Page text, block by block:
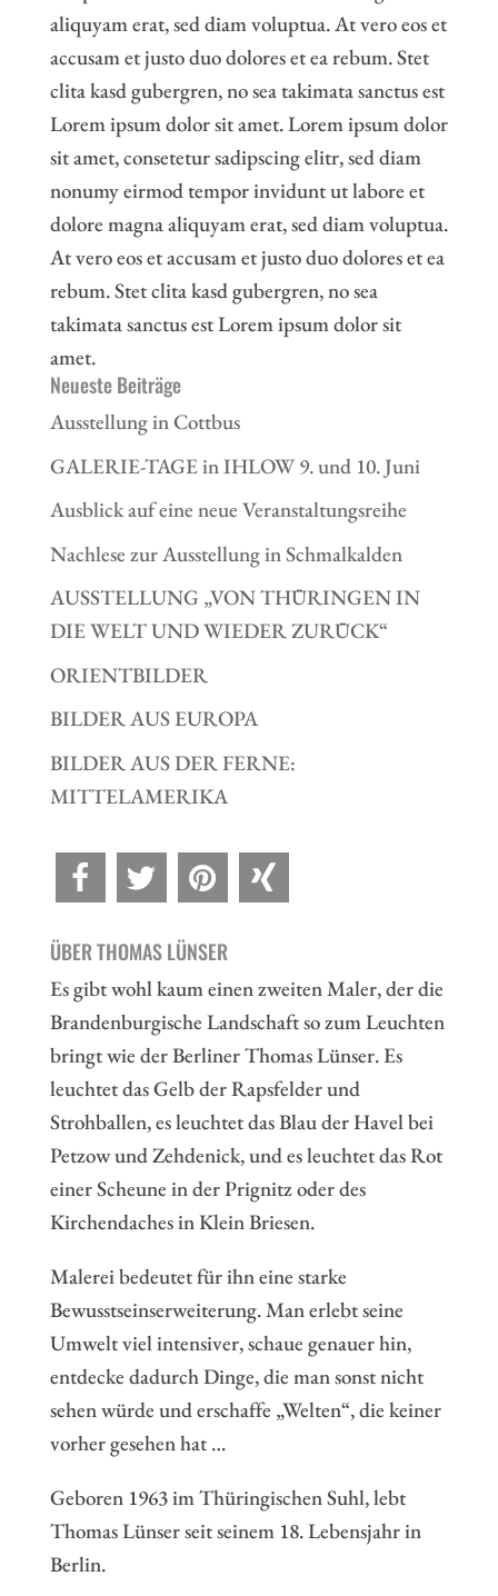
aliquyam erat, sed diam voluptua. At vero eos et
accusam et justo duo dolores et ea rebum. Stet
clita kasd gubergren, no sea takimata sanctus est
Lorem ipsum dolor sit amet. Lorem ipsum dolor
sit amet, consetetur sadipscing elitr, sed diam
nonumy eirmod tempor invidunt ut labore et
dolore magna aliquyam erat, sed diam voluptua.
At vero eos et accusam et justo duo dolores et ea
rebum. Stet clita kasd gubergren, no sea
takimata sanctus est Lorem ipsum dolor sit
amet.
Neueste Beiträge
Ausstellung in Cottbus
GALERIE-TAGE in IHLOW 9. und 10. Juni
Ausblick auf eine neue Veranstaltungsreihe
Nachlese zur Ausstellung in Schmalkalden
AUSSTELLUNG „VON THÜRINGEN IN
DIE WELT UND WIEDER ZURÜCK“
ORIENTBILDER
BILDER AUS EUROPA
BILDER AUS DER FERNE:
MITTELAMERIKA
ÜBER THOMAS LÜNSER
Es gibt wohl kaum einen zweiten Maler, der die
Brandenburgische Landschaft so zum Leuchten
bringt wie der Berliner Thomas Lünser. Es
leuchtet das Gelb der Rapsfelder und
Strohballen, es leuchtet das Blau der Havel bei
Petzow und Zehdenick, und es leuchtet das Rot
einer Scheune in der Prignitz oder des
Kirchendaches in Klein Briesen.
Malerei bedeutet für ihn eine starke
Bewusstseinserweiterung. Man erlebt seine
Umwelt viel intensiver, schaue genauer hin,
entdecke dadurch Dinge, die man sonst nicht
sehen würde und erschaffe „Welten“, die keiner
vorher gesehen hat …
Geboren 1963 im Thüringischen Suhl, lebt
Thomas Lünser seit seinem 18. Lebensjahr in
Berlin.